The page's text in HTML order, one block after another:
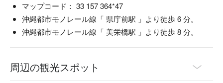
マップコード： 33 157 364*47
沖縄都市モノレール線「 県庁前駅 」より徒歩 6 分。
沖縄都市モノレール線「 美栄橋駅 」より徒歩 8 分。
周辺の観光スポット